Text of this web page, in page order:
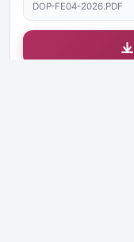
DOP-FE04-2026.PDF